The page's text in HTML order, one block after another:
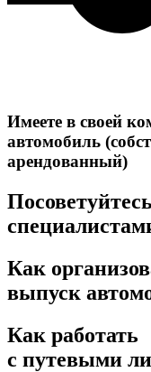
Имеете в своей
автомобиль
арендованный)
Как
выпуск
Как работать
с путевыми